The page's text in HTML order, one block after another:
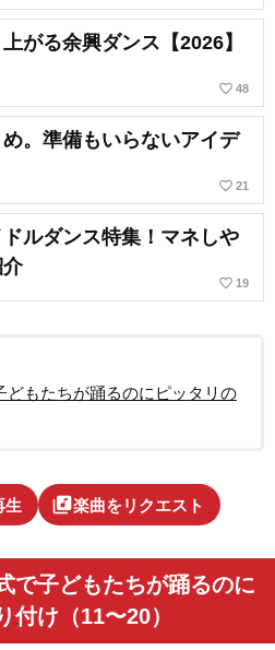
がる余興ダンス【2026】
favorite_border 48
。準備もいらないアイデ
favorite_border 21
ルダンス特集！マネしや
favorite_border 19
どもたちが踊るのにピッタリの
生 library_music楽曲をリクエスト
で子どもたちが踊るのに
付け（11〜20）